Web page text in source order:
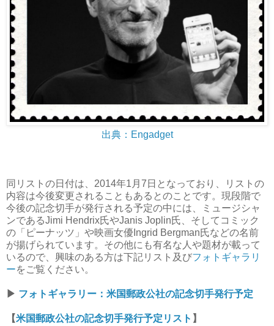
出典：Engadget
同リストの日付は、2014年1月7日となっており、リストの
内容は今後変更されることもあるとのことです。現段階で
今後の記念切手が発行される予定の中には、ミュージシャ
ンであるJimi Hendrix氏やJanis Joplin氏、そしてコミック
の「ピーナッツ」や映画女優Ingrid Bergman氏などの名前
が揚げられています。その他にも有名な人や題材が載って
いるので、興味のある方は下記リスト及びフォトギャラリ
ーをご覧ください。
▶ フォトギャラリー：米国郵政公社の記念切手発行予定
【米国郵政公社の記念切手発行予定リスト 】